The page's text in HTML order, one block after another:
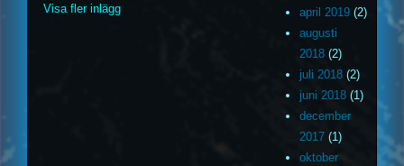
Visa fler inlägg
april 2019(2)
augusti
2018(2)
juli 2018(2)
juni 2018(1)
december
2017(1)
oktober